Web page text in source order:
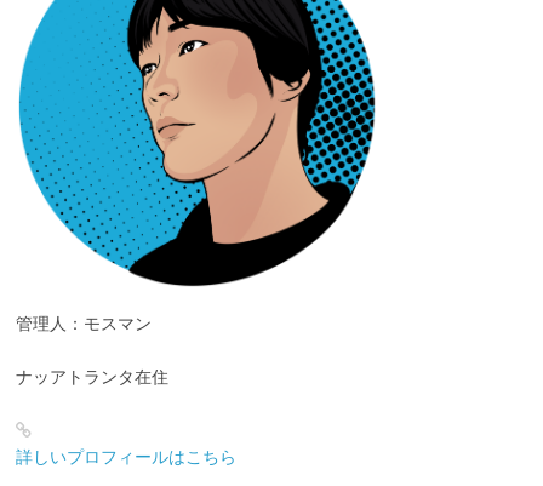
管理人：モスマン
ナッアトランタ在住
詳しいプロフィールはこちら